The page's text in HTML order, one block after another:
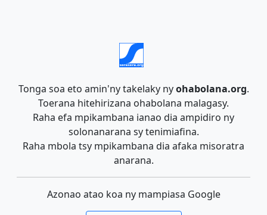
Tonga soa eto amin'ny takelaky nyohabolana.org.
Toerana hitehirizana ohabolana malagasy.
Raha efa mpikambana ianao dia ampidiro ny
solonanarana sy tenimiafina.
Raha mbola tsy mpikambana dia afaka misoratra
anarana.
Azonao atao koa ny mampiasa Google